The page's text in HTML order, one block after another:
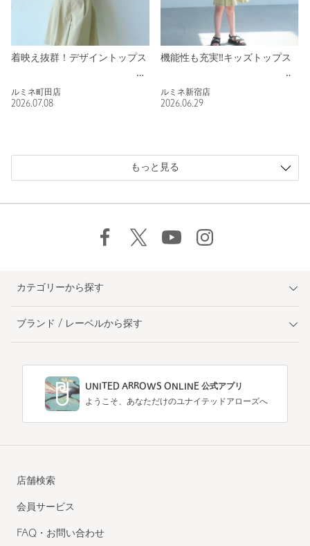
着映え抜群！デザイントップス
ルミネ町田店
2026.07.08
機能性も充実‼️キッズトップス
ルミネ新宿店
2026.06.29
もっと見る
カテゴリーから探す
ブランド / レーベルから探す
UNITED ARROWS ONLINE 公式アプリ
ようこそ、あなただけのユナイテッドアローズへ
店舗検索
会員サービス
FAQ・お問い合わせ